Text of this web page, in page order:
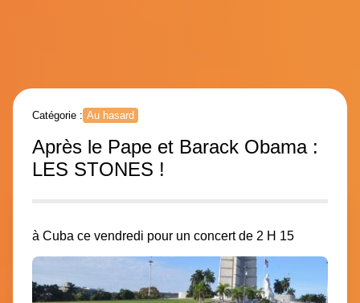
Catégorie : Au hasard
Après le Pape et Barack Obama :
LES STONES !
à Cuba ce vendredi pour un concert de 2 H 15